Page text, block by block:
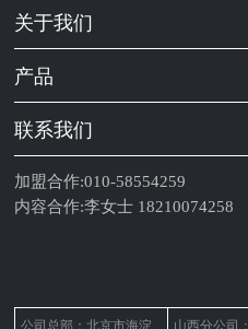
关于我们
产品
联系我们
加盟合作:010-58554259
内容合作:李女士 18210074258
公司总部：北京市海淀 山西分公司：